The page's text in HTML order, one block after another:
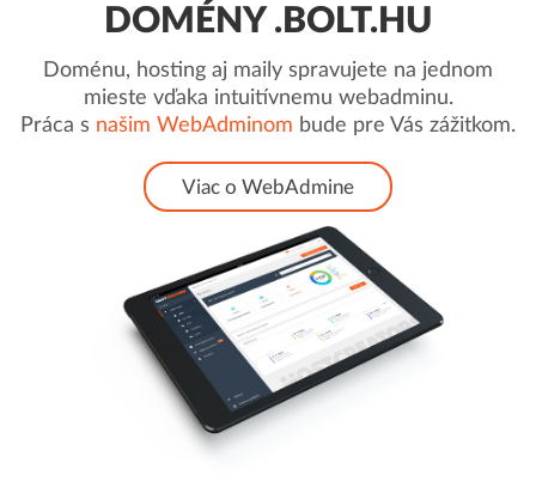
DOMÉNY .BOLT.HU
Doménu, hosting aj maily spravujete na jednom
mieste vďaka intuitívnemu webadminu.
Práca s našim WebAdminom bude pre Vás zážitkom.
Viac o WebAdmine